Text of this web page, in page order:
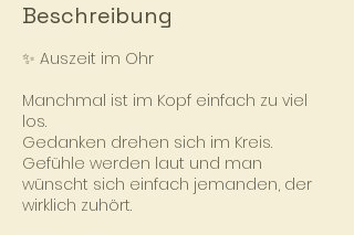
n
Beschreibung
✨ Auszeit im Ohr
Manchmal ist im Kopf einfach zu viel
los.
Gedanken drehen sich im Kreis.
Gefühle werden laut und man
wünscht sich einfach jemanden, der
wirklich zuhört.